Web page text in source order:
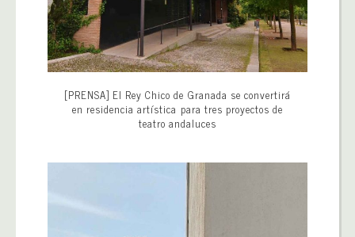
[PRENSA] El Rey Chico de Granada se convertirá
en residencia artística para tres proyectos de
teatro andaluces